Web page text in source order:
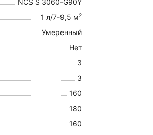
NCS S 3060-G90Y
1 л/7-9,5 м2
Умеренный
Нет
3
3
160
180
160